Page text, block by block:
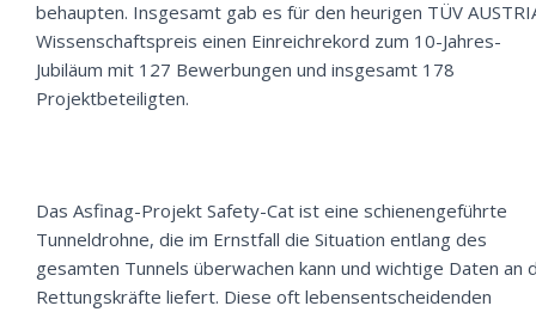
behaupten. Insgesamt gab es für den heurigen TÜV
Wissenschaftspreis einen Einreichrekord zum 10-Jahres-
Jubiläum mit 127 Bewerbungen und insgesamt 178
Projektbeteiligten.
Das Asfinag-Projekt Safety-Cat ist eine schienengeführte
Tunneldrohne, die im Ernstfall die Situation entlang des
gesamten Tunnels überwachen kann und wichtige Daten an
Rettungskräfte liefert. Diese oft lebensentscheidenden